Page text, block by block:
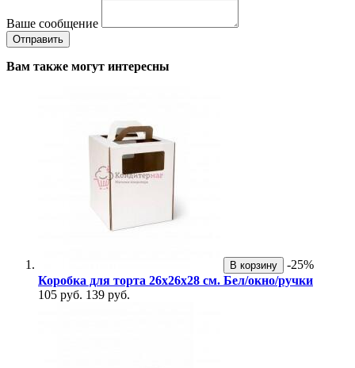
Ваше сообщение
Вам также могут интересны
В корзину
-25%
Коробка для торта 26х26х28 см. Бел/окно/ручки
105 руб. 139 руб.